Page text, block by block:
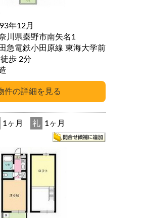
年12月
川県秦野市南矢名1
急電鉄小田原線 東海大学前
駅 徒歩 2分
1ヶ月 礼 1ヶ月